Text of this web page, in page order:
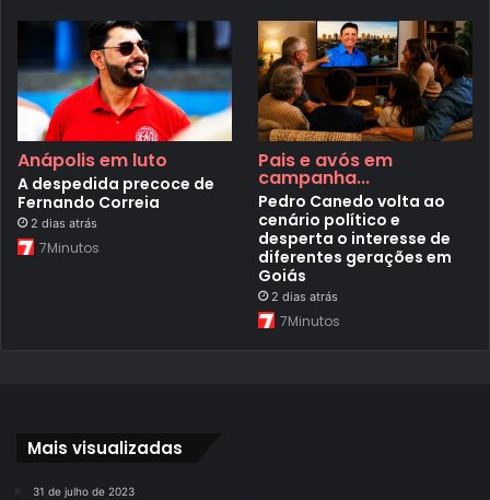
Anápolis em luto
A despedida precoce de
Fernando Correia
2 dias atrás
7Minutos
Pais e avós em
campanha...
Pedro Canedo volta ao
cenário político e
desperta o interesse de
diferentes gerações em
Goiás
2 dias atrás
7Minutos
Mais visualizadas
31 de julho de 2023